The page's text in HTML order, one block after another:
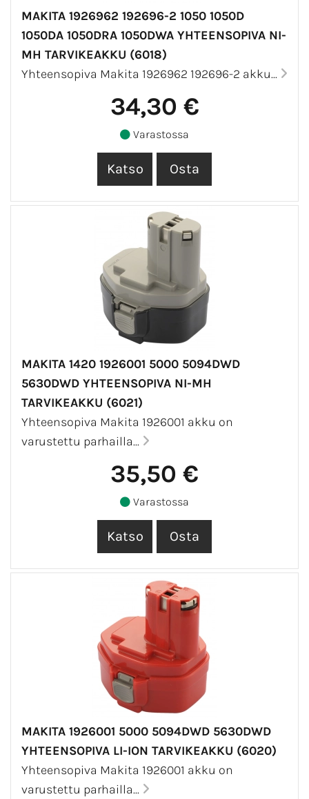
MAKITA 1926962 192696-2 1050 1050D
1050DA 1050DRA 1050DWA YHTEENSOPIVA NI-
MH TARVIKEAKKU (6018)
Yhteensopiva Makita 1926962 192696-2 akku...
34,30 €
Varastossa
MAKITA 1420 1926001 5000 5094DWD
5630DWD YHTEENSOPIVA NI-MH
TARVIKEAKKU (6021)
Yhteensopiva Makita 1926001 akku on
varustettu parhailla...
35,50 €
Varastossa
MAKITA 1926001 5000 5094DWD 5630DWD
YHTEENSOPIVA LI-ION TARVIKEAKKU (6020)
Yhteensopiva Makita 1926001 akku on
varustettu parhailla...